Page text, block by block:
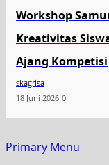
Workshop
Kreativitas
Ajang
skagrisa
18 Juni 2026 0
Primary Menu